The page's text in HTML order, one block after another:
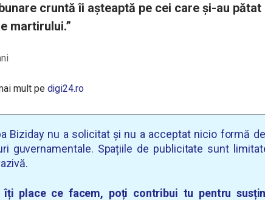
cruntă îi așteaptă pe cei care și-au pătat
martirului.”
mult pe digi24.ro
Biziday nu a solicitat și nu a acceptat nicio formă
guvernamentale. Spațiile de publicitate sunt
îți place ce facem, poți contribui tu pentru